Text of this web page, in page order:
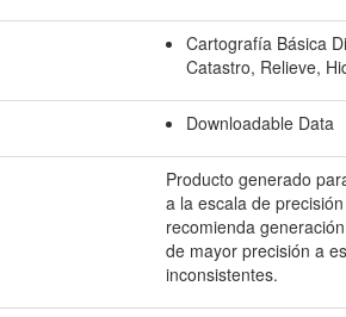
Cartografía Básica
Catastro, Relieve,
Downloadable Data
Producto generado
a la escala de
recomienda
de mayor precisión a
inconsistentes.